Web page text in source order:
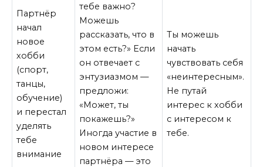
Партнёр
начал
новое
хобби
(спорт,
танцы,
обучение)
и перестал
уделять
тебе
внимание
тебе важно?
Можешь
рассказать, что в
этом есть?» Если
он отвечает с
энтузиазмом —
предложи:
«Может, ты
покажешь?»
Иногда участие в
новом интересе
партнёра — это
Ты можешь
начать
чувствовать себя
«неинтересным».
Не путай
интерес к хобби
с интересом к
тебе.